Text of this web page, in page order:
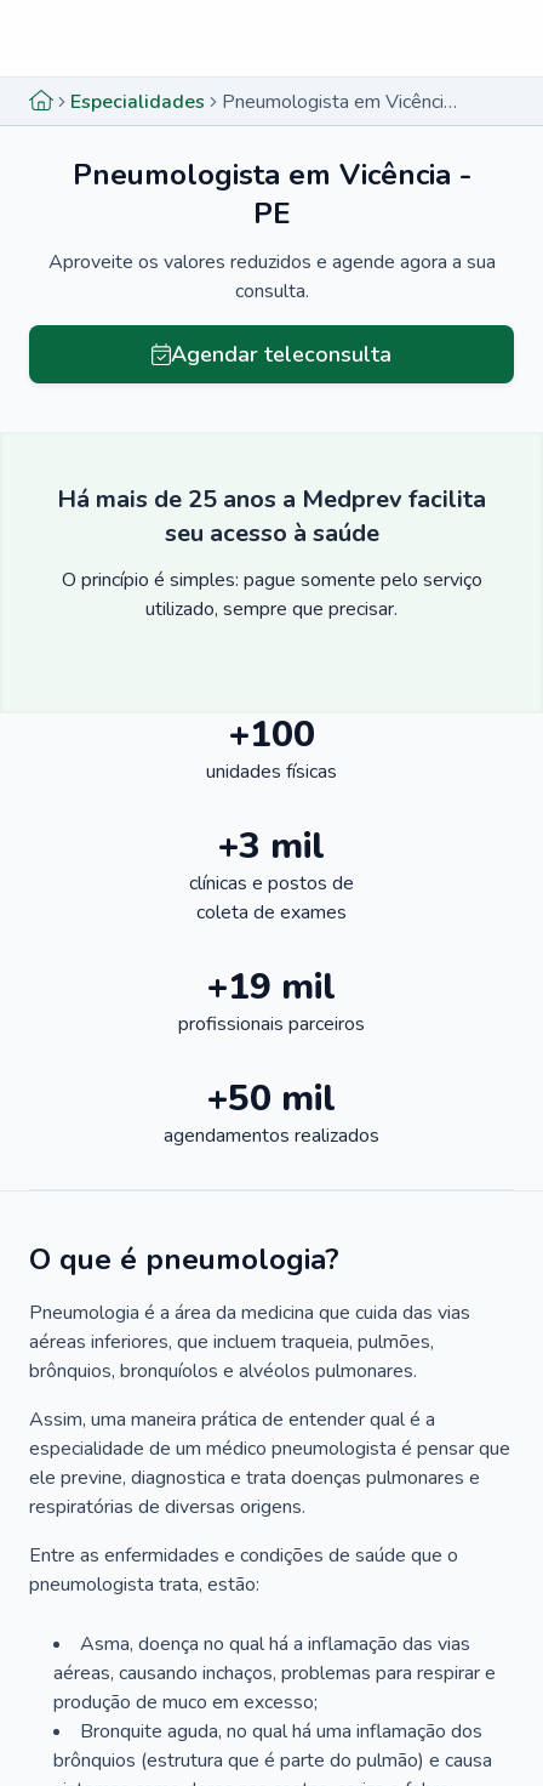
Especialidades Pneumologista em Vicência - PE
Pneumologista em Vicência -
PE
Aproveite os valores reduzidos e agende agora a sua
consulta.
Agendar teleconsulta
Há mais de 25 anos a Medprev facilita
seu acesso à saúde
O princípio é simples: pague somente pelo serviço
utilizado, sempre que precisar.
+100
unidades físicas
+3 mil
clínicas e postos de
coleta de exames
+19 mil
profissionais parceiros
+50 mil
agendamentos realizados
O que é pneumologia?
Pneumologia é a área da medicina que cuida das vias
aéreas inferiores, que incluem traqueia, pulmões,
brônquios, bronquíolos e alvéolos pulmonares.
Assim, uma maneira prática de entender qual é a
especialidade de um médico pneumologista é pensar que
ele previne, diagnostica e trata doenças pulmonares e
respiratórias de diversas origens.
Entre as enfermidades e condições de saúde que o
pneumologista trata, estão:
Asma, doença no qual há a inflamação das vias
aéreas, causando inchaços, problemas para respirar e
produção de muco em excesso;
Bronquite aguda, no qual há uma inflamação dos
brônquios (estrutura que é parte do pulmão) e causa